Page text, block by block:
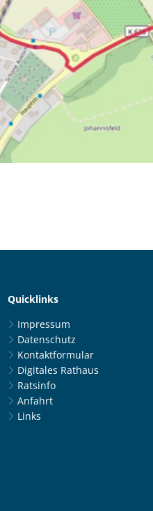
auszublenden
Quicklinks
Impressum
Datenschutz
Kontaktformular
Digitales Rathaus
Ratsinfo
Anfahrt
Links